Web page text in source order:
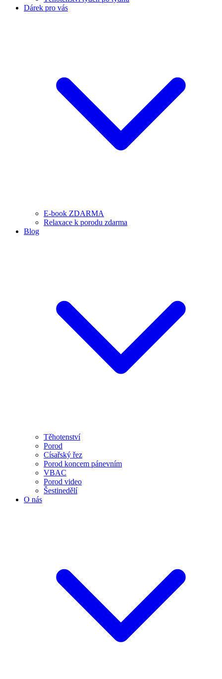
Dárek pro vás
E-book ZDARMA
Relaxace k porodu zdarma
Blog
Těhotenství
Porod
Císařský řez
Porod koncem pánevním
VBAC
Porod video
Šestinedělí
O nás